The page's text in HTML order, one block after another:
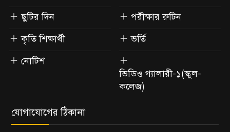
ছুটির দিন
কৃতি শিক্ষার্থী
নোটিশ
পরীক্ষার রুটিন
ভর্তি
ভিডিও গ্যালারী-১(স্কুল-
কলেজ)
যোগাযোগের ঠিকানা